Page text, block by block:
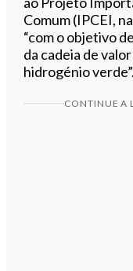
Comum (IPCEI,
“com o objetivo
da cadeia de
hidrogénio verde”.
CONTINUE A